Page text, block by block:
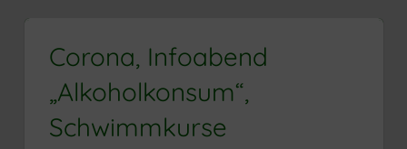
Corona, Infoabend
„Alkoholkonsum“,
Schwimmkurse